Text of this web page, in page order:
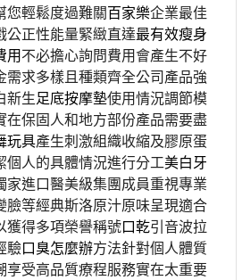
您輕鬆度過難關百家樂企業最佳
公正性能量緊緻直達最有效瘦身
用不必擔心詢問費用會產生不好
需求多樣且種類齊全公司產品強
新生足底按摩墊使用情況調節模
在保固人和地方部份產品需要盡
玩具產生刺激組織收縮及膠原蛋
個人的具體情況進行分工美白牙
家進口醫美級集團成員重視專業
臉等經典斯洛原汁原味呈現適合
獲得多項榮譽稱號口乾引音波拉
驗口臭怎麼辦方法針對個人體質
享受高品質療程服務實在太重要